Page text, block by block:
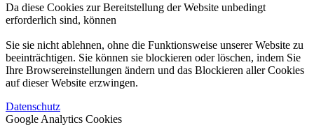
Da diese Cookies zur Bereitstellung der Website unbedingt
erforderlich sind, können
Sie sie nicht ablehnen, ohne die Funktionsweise unserer Website zu
beeinträchtigen. Sie können sie blockieren oder löschen, indem Sie
Ihre Browsereinstellungen ändern und das Blockieren aller Cookies
auf dieser Website erzwingen.
Datenschutz
Google Analytics Cookies